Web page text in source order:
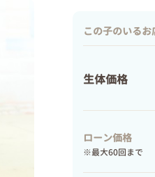
この子のいるお
生体価格
ローン価格
※最大60回まで